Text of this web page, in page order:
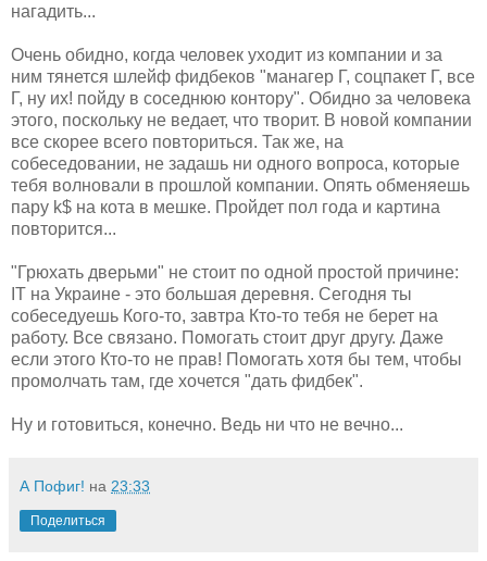
нагадить...
Очень обидно, когда человек уходит из компании и за
ним тянется шлейф фидбеков "манагер Г, соцпакет Г, все
Г, ну их! пойду в соседнюю контору". Обидно за человека
этого, поскольку не ведает, что творит. В новой компании
все скорее всего повториться. Так же, на
собеседовании, не задашь ни одного вопроса, которые
тебя волновали в прошлой компании. Опять обменяешь
пару k$ на кота в мешке. Пройдет пол года и картина
повторится...
"Грюхать дверьми" не стоит по одной простой причине:
IT на Украине - это большая деревня. Сегодня ты
собеседуешь Кого-то, завтра Кто-то тебя не берет на
работу. Все связано. Помогать стоит друг другу. Даже
если этого Кто-то не прав! Помогать хотя бы тем, чтобы
промолчать там, где хочется "дать фидбек".
Ну и готовиться, конечно. Ведь ни что не вечно...
А Пофиг! на 23:33
Поделиться